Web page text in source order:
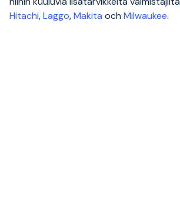
Hitachi,Laggo,Makita och Milwaukee.